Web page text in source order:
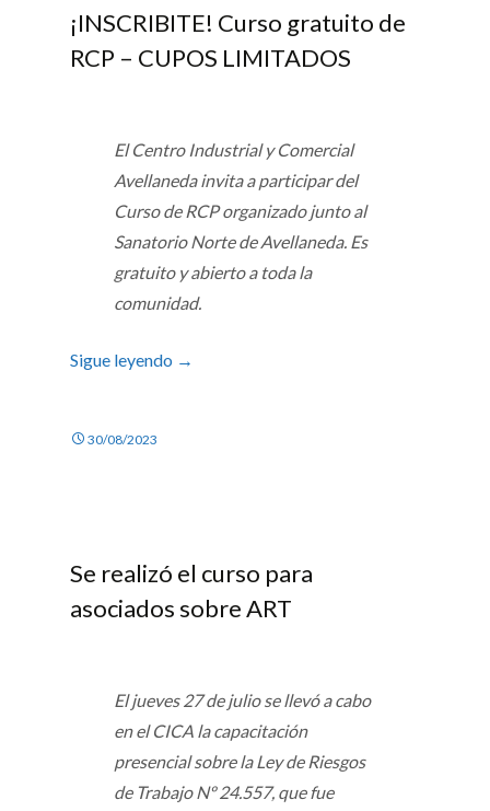
¡INSCRIBITE! Curso gratuito de
RCP – CUPOS LIMITADOS
El Centro Industrial y Comercial
Avellaneda invita a participar del
Curso de RCP organizado junto al
Sanatorio Norte de Avellaneda. Es
gratuito y abierto a toda la
comunidad.
Sigue leyendo →
30/08/2023
Se realizó el curso para
asociados sobre ART
El jueves 27 de julio se llevó a cabo
en el CICA la capacitación
presencial sobre la Ley de Riesgos
de Trabajo Nº 24.557, que fue